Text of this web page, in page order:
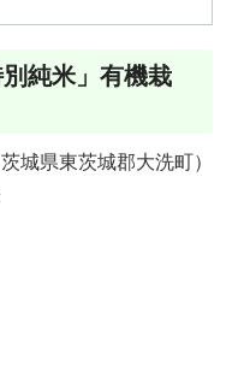
純米」有機栽
城県東茨城郡大洗町）